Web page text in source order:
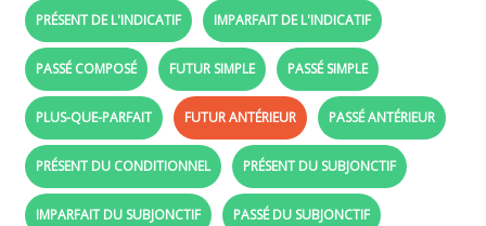
PRÉSENT DE L'INDICATIF IMPARFAIT DE L'INDICATIF
PASSÉ COMPOSÉ FUTUR SIMPLE PASSÉ SIMPLE
PLUS-QUE-PARFAIT FUTUR ANTÉRIEUR PASSÉ ANTÉRIEUR
PRÉSENT DU CONDITIONNEL PRÉSENT DU SUBJONCTIF
IMPARFAIT DU SUBJONCTIF PASSÉ DU SUBJONCTIF